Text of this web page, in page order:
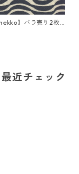
】バラ売り2枚
ズ ペーパーナプキ
クリームxブルー
近チェック